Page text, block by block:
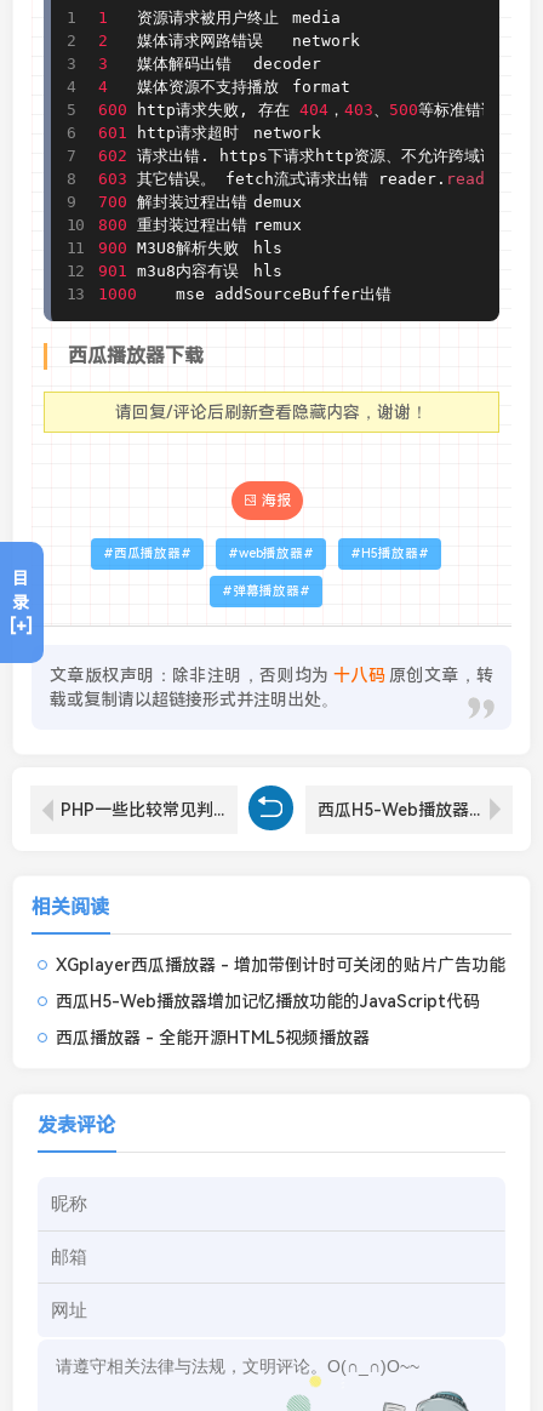
1
2
3
4
600
	http请求失败
, 存在 404 ， 403
500
601
602
	请求出错
.
603
	其它错误。 fetch流式请求出错 reader
. read
700
800
900
901
1000
	mse addSourceBuffer出错
西瓜播放器下载
请回复/评论后刷新查看隐藏内容，谢谢！
海报
西瓜播放器 web播放器 H5播放器
弹幕播放器
文章版权声明：除非注明，否则均为 十八码 原创文章，转
载或复制请以超链接形式并注明出处。
PHP一些比较常见判断和比对比较代码 西瓜H5-Web播放器增加记忆播放功能的JavaScript代码
相关阅读
XGplayer西瓜播放器 - 增加带倒计时可关闭的贴片广告功能
西瓜H5-Web播放器增加记忆播放功能的JavaScript代码
西瓜播放器 - 全能开源HTML5视频播放器
发表评论
目
录
[+]